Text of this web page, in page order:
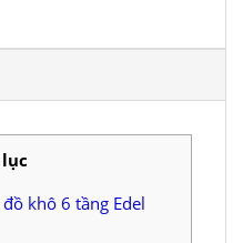
khô 6 tầng Edel